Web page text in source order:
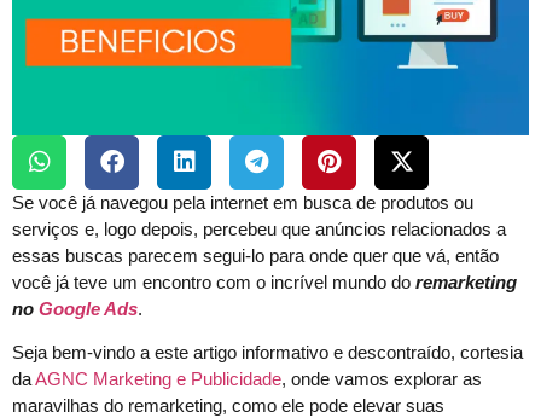
Se você já navegou pela internet em busca de produtos ou
serviços e, logo depois, percebeu que anúncios relacionados a
essas buscas parecem segui-lo para onde quer que vá, então
você já teve um encontro com o incrível mundo do remarketing
no Google Ads.
Seja bem-vindo a este artigo informativo e descontraído, cortesia
daAGNC Marketing e Publicidade, onde vamos explorar as
maravilhas do remarketing, como ele pode elevar suas